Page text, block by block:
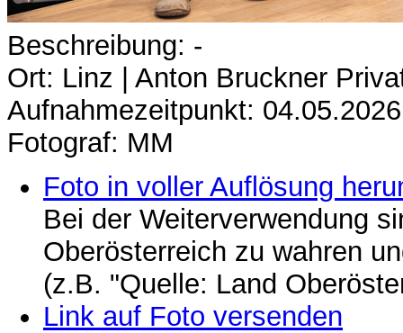
Beschreibung: -
Ort: Linz | Anton Bruckner
Aufnahmezeitpunkt: 04.05.2026
Fotograf: MM
Foto in voller Auflösung
Bei der Weiterverwendung
Oberösterreich zu wahren
(z.B. "Quelle: Land
Link auf Foto versenden